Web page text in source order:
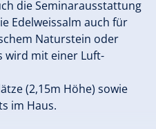
die Seminarausstattung
Edelweissalm auch für
Naturstein oder
wird mit einer Luft-
(2,15m Höhe) sowie
im Haus.